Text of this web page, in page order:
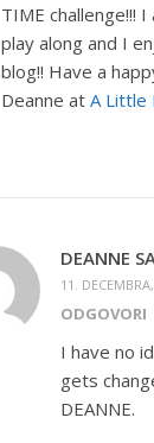
TIME challenge!!!
play along and I
blog!! Have a
Deanne at A Little
DEANNE
11.
ODGOVORI
I have no
gets
DEANNE.